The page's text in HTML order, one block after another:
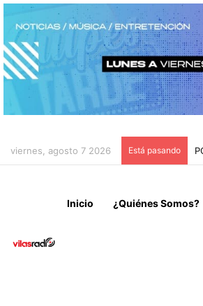
viernes, agosto 7 2026 Está pasando
Inicio ¿Quiénes Somos?